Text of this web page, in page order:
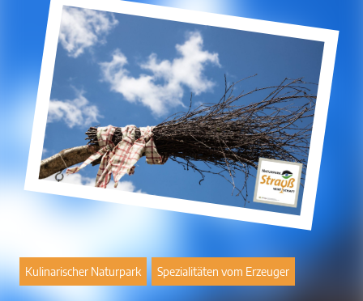
Kulinarischer Naturpark Spezialitäten vom Erzeuger